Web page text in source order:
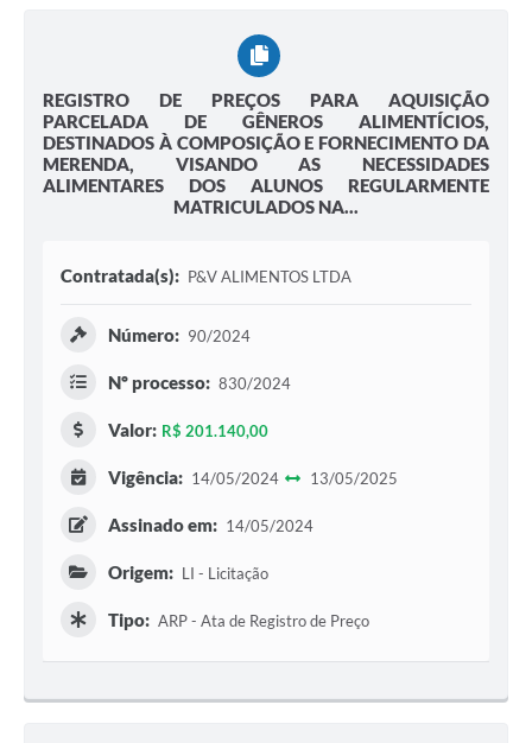
REGISTRO DE PREÇOS PARA AQUISIÇÃO
PARCELADA DE GÊNEROS ALIMENTÍCIOS,
DESTINADOS À COMPOSIÇÃO E FORNECIMENTO DA
MERENDA, VISANDO AS NECESSIDADES
ALIMENTARES DOS ALUNOS REGULARMENTE
MATRICULADOS NA...
Contratada(s): P&V ALIMENTOS LTDA
Número: 90/2024
Nº processo: 830/2024
Valor: R$ 201.140,00
Vigência: 14/05/2024 13/05/2025
Assinado em: 14/05/2024
Origem: LI - Licitação
Tipo: ARP - Ata de Registro de Preço